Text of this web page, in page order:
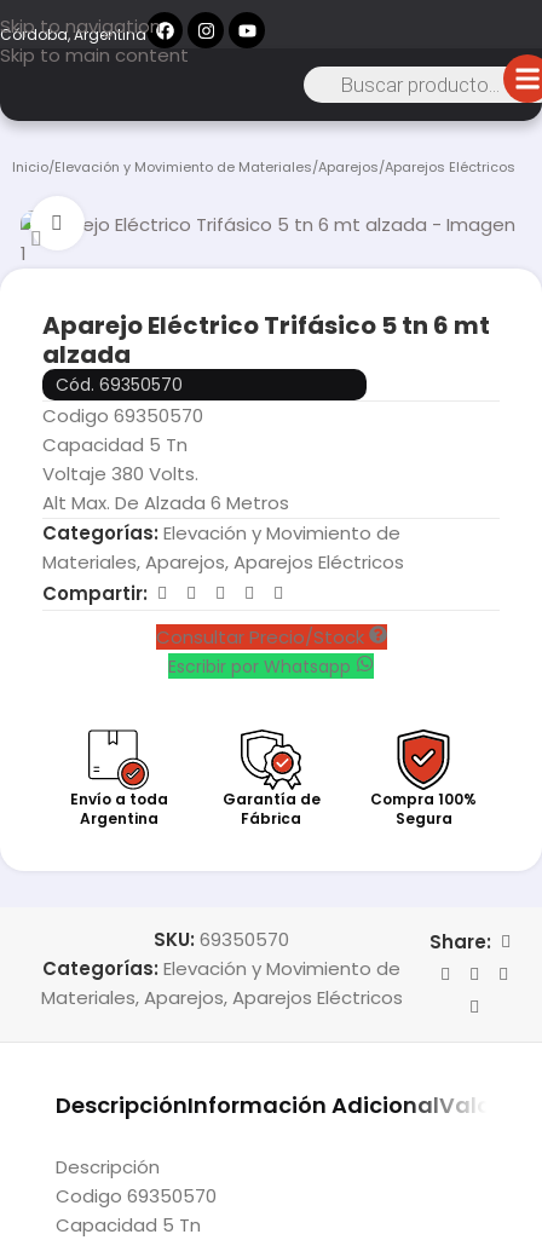
Skip to navigation
Skip to main content
Córdoba, Argentina
Inicio/Elevación y Movimiento de Materiales/Aparejos/Aparejos Eléctricos
Click to enlarge
Aparejo Eléctrico Trifásico 5 tn 6 mt
alzada
Cód. 69350570
Codigo 69350570
Capacidad 5 Tn
Voltaje 380 Volts.
Alt Max. De Alzada 6 Metros
Categorías: Elevación y Movimiento de
Materiales,Aparejos,Aparejos Eléctricos
Compartir:
Consultar Precio/Stock
Escribir por Whatsapp
Envío a toda
Argentina
Garantía de
Fábrica
Compra 100%
Segura
SKU:69350570
Categorías: Elevación y Movimiento de
Materiales,Aparejos,Aparejos Eléctricos
Share:
DescripciónInformación Adicional
Descripción
Codigo 69350570
Capacidad 5 Tn